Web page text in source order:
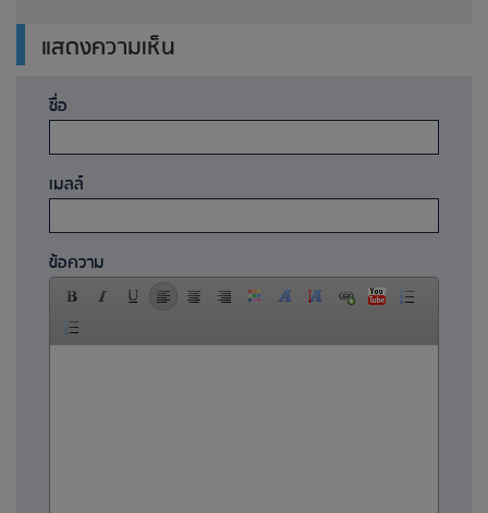
แสดงความเห็น
ชื่อ
เมลล์
ข้อความ